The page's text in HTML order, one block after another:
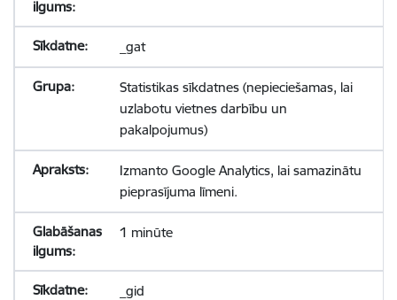
_gat
Statistikas sīkdatnes (nepieciešamas, lai
uzlabotu vietnes darbību un
pakalpojumus)
Izmanto Google Analytics, lai samazinātu
pieprasījuma līmeni.
1 minūte
_gid